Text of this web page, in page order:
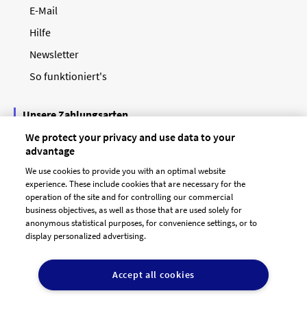
E-Mail
Hilfe
Newsletter
So funktioniert's
Unsere Zahlungsarten
AGB Dienstleister
Datenschutz
Impressum
We protect your privacy and use data to your
advantage
We use cookies to provide you with an optimal website
experience. These include cookies that are necessary for the
operation of the site and for controlling our commercial
business objectives, as well as those that are used solely for
anonymous statistical purposes, for convenience settings, or to
display personalized advertising.
Accept all cookies